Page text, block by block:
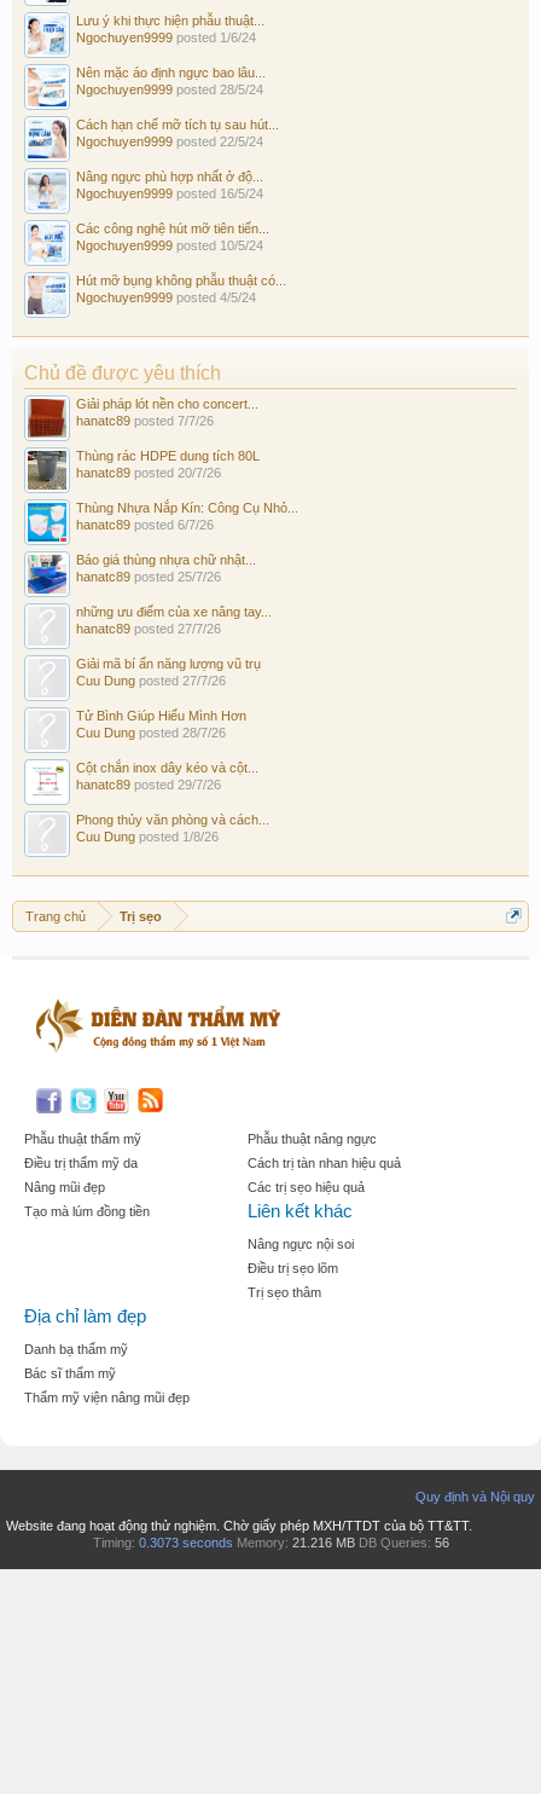
Lưu ý khi thực hiện phẫu thuật...
Ngochuyen9999 posted 1/6/24
Nên mặc áo định ngực bao lâu...
Ngochuyen9999 posted 28/5/24
Cách hạn chế mỡ tích tụ sau hút...
Ngochuyen9999 posted 22/5/24
Nâng ngực phù hợp nhất ở độ...
Ngochuyen9999 posted 16/5/24
Các công nghệ hút mỡ tiên tiến...
Ngochuyen9999 posted 10/5/24
Hút mỡ bụng không phẫu thuật có...
Ngochuyen9999 posted 4/5/24
Chủ đề được yêu thích
Giải pháp lót nền cho concert...
hanatc89 posted 7/7/26
Thùng rác HDPE dung tích 80L
hanatc89 posted 20/7/26
Thùng Nhựa Nắp Kín: Công Cụ Nhỏ...
hanatc89 posted 6/7/26
Báo giá thùng nhựa chữ nhật...
hanatc89 posted 25/7/26
những ưu điểm của xe nâng tay...
hanatc89 posted 27/7/26
Giải mã bí ẩn năng lượng vũ trụ
Cuu Dung posted 27/7/26
Tử Bình Giúp Hiểu Mình Hơn
Cuu Dung posted 28/7/26
Cột chắn inox dây kéo và cột...
hanatc89 posted 29/7/26
Phong thủy văn phòng và cách...
Cuu Dung posted 1/8/26
Trang chủ Trị sẹo
Phẫu thuật thẩm mỹ
Điều trị thẩm mỹ da
Nâng mũi đẹp
Tạo mà lúm đồng tiền
Phẫu thuật nâng ngực
Cách trị tàn nhan hiệu quả
Các trị sẹo hiệu quả
Liên kết khác
Nâng ngực nội soi
Điều trị sẹo lõm
Trị sẹo thâm
Địa chỉ làm đẹp
Danh bạ thẩm mỹ
Bác sĩ thẩm mỹ
Thẩm mỹ viện nâng mũi đẹp
Quy định và Nội quy
Website đang hoạt động thử nghiệm. Chờ giấy phép MXH/TTDT của bộ TT&TT.
Timing: 0.3073 seconds Memory: 21.216 MB DB Queries: 56